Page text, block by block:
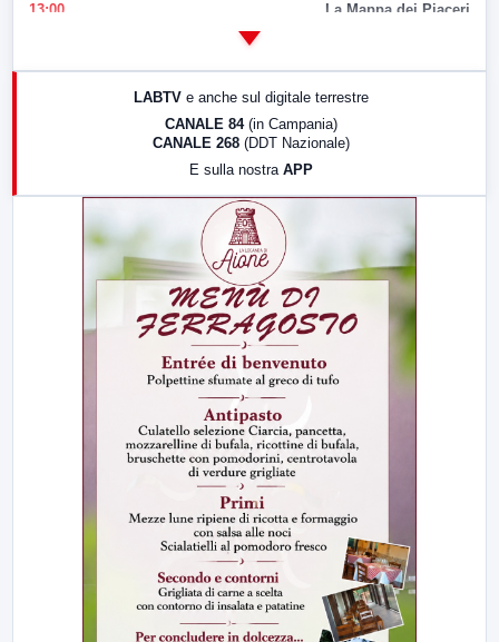
13:00 La Mappa dei Piaceri
LABTV e anche sul digitale terrestre
CANALE 84 (in Campania)
CANALE 268 (DDT Nazionale)
E sulla nostra APP